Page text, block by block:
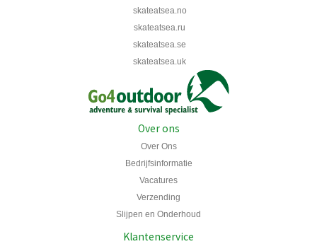
skateatsea.no
skateatsea.ru
skateatsea.se
skateatsea.uk
Over ons
Over Ons
Bedrijfsinformatie
Vacatures
Verzending
Slijpen en Onderhoud
Klantenservice